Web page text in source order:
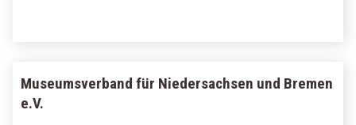
Museumsverband für Niedersachsen und Bremen
e.V.